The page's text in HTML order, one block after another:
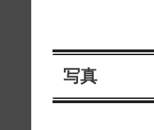
写真